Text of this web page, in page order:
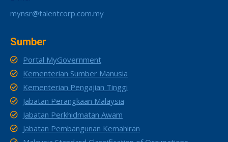
mynsr@talentcorp.com.my
Sumber
Portal MyGovernment
Kementerian Sumber Manusia
Kementerian Pengajian Tinggi
Jabatan Perangkaan Malaysia
Jabatan Perkhidmatan Awam
Jabatan Pembangunan Kemahiran